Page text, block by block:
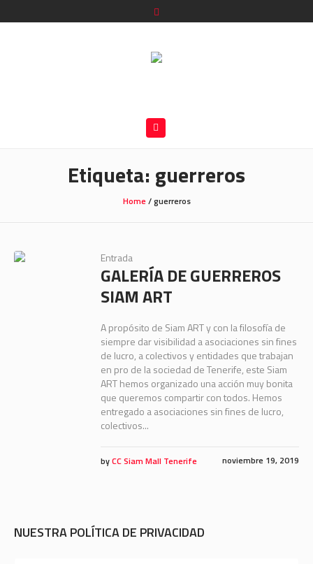
Etiqueta: guerreros
Home/guerreros
Entrada
GALERÍA DE GUERREROS
SIAM ART
A propósito de Siam ART y con la filosofía de
siempre dar visibilidad a asociaciones sin fines
de lucro, a colectivos y entidades que trabajan
en pro de la sociedad de Tenerife, este Siam
ART hemos organizado una acción muy bonita
que queremos compartir con todos. Hemos
entregado a asociaciones sin fines de lucro,
colectivos...
noviembre 19, 2019
byCC Siam Mall Tenerife
NUESTRA POLÍTICA DE PRIVACIDAD